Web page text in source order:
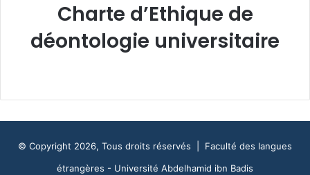
Charte d’Ethique de
déontologie universitaire
© Copyright 2026, Tous droits réservés | Faculté des langues
étrangères - Université Abdelhamid ibn Badis